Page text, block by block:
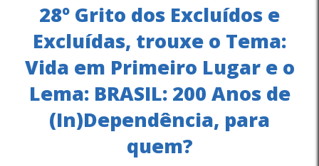
28º Grito dos Excluídos e
Excluídas, trouxe o Tema:
Vida em Primeiro Lugar e o
Lema: BRASIL: 200 Anos de
(In)Dependência, para
quem?